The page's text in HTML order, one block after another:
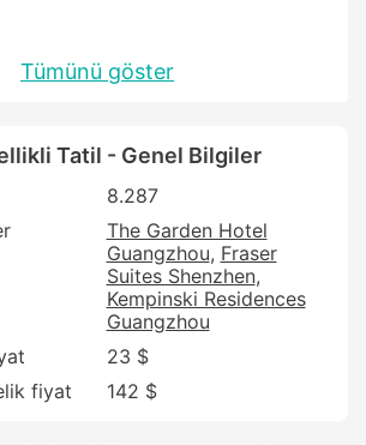
Tümünü göster
Tatil - Genel Bilgiler
8.287
The Garden Hotel
Guangzhou Fraser
Suites Shenzhen
Kempinski Residences
Guangzhou
23 $
fiyat
142 $